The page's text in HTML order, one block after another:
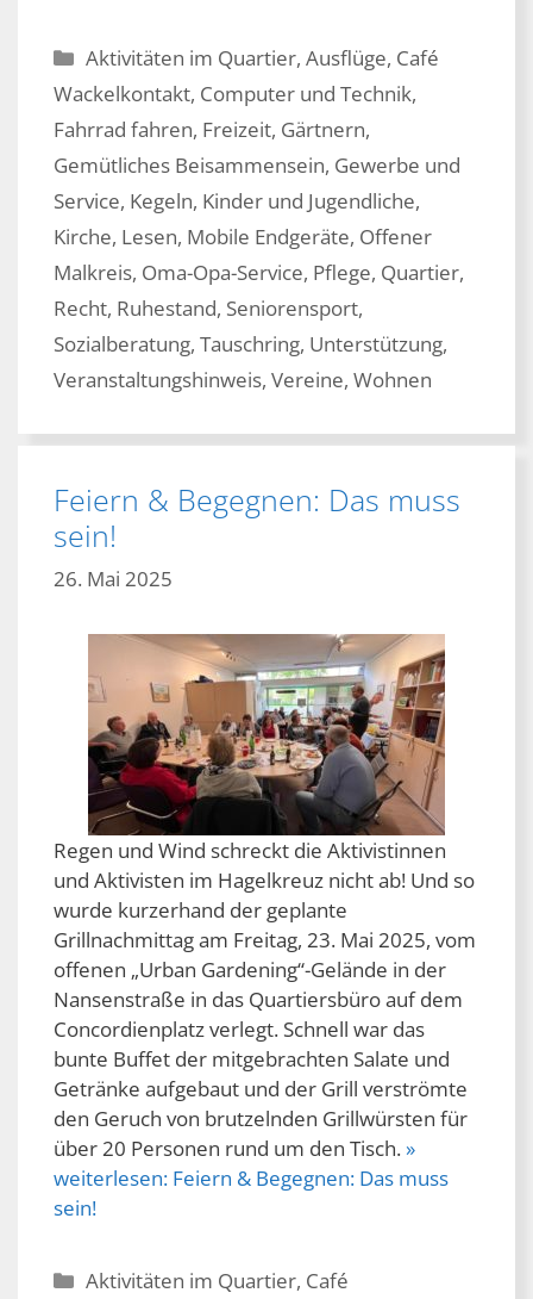
Kategorien
Aktivitäten im Quartier,Ausflüge, Café
Wackelkontakt, Computer und Technik,
Fahrrad fahren, Freizeit, Gärtnern,
Gemütliches Beisammensein, Gewerbe und
Service, Kegeln, Kinder und Jugendliche,
Kirche, Lesen, Mobile Endgeräte, Offener
Malkreis, Oma-Opa-Service, Pflege, Quartier,
Recht, Ruhestand, Seniorensport,
Sozialberatung, Tauschring, Unterstützung,
Veranstaltungshinweis, Vereine, Wohnen
Feiern & Begegnen: Das muss
sein!
26. Mai 2025
Regen und Wind schreckt die Aktivistinnen
und Aktivisten im Hagelkreuz nicht ab! Und so
wurde kurzerhand der geplante
Grillnachmittag am Freitag, 23. Mai 2025, vom
offenen „Urban Gardening“-Gelände in der
Nansenstraße in das Quartiersbüro auf dem
Concordienplatz verlegt. Schnell war das
bunte Buffet der mitgebrachten Salate und
Getränke aufgebaut und der Grill verströmte
den Geruch von brutzelnden Grillwürsten für
über 20 Personen rund um den Tisch.»
weiterlesen: Feiern & Begegnen: Das muss
sein!
Kategorien
Aktivitäten im Quartier, Café